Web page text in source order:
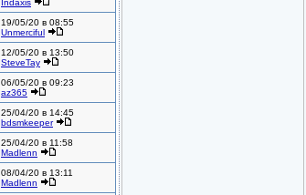
Indaxis
19/05/20 в 08:55
Unmerciful
12/05/20 в 13:50
SteveTay
06/05/20 в 09:23
az365
25/04/20 в 14:45
bdsmkeeper
25/04/20 в 11:58
Madlenn
08/04/20 в 13:11
Madlenn